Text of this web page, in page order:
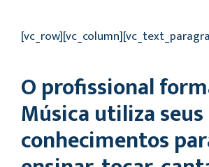
O profissional
Música utiliza seus
conhecimentos